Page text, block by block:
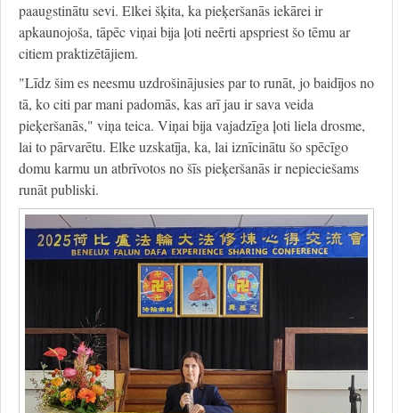
paaugstinātu sevi. Elkei šķita, ka pieķeršanās iekārei ir
apkaunojoša, tāpēc viņai bija ļoti neērti apspriest šo tēmu ar
citiem praktizētājiem.
"Līdz šim es neesmu uzdrošinājusies par to runāt, jo baidījos no
tā, ko citi par mani padomās, kas arī jau ir sava veida
pieķeršanās," viņa teica. Viņai bija vajadzīga ļoti liela drosme,
lai to pārvarētu. Elke uzskatīja, ka, lai iznīcinātu šo spēcīgo
domu karmu un atbrīvotos no šīs pieķeršanās ir nepieciešams
runāt publiski.